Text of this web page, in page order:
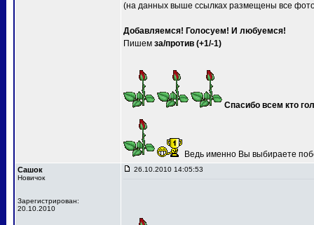
(на данных выше ссылках размещены все
Добавляемся! Голосуем! И любуемся!
Пишем за/против (+1/-1)
Спасибо всем кто
Ведь именно Вы выбираете
Сашок
Новичок
Зарегистрирован:
20.10.2010
26.10.2010 14:05:53